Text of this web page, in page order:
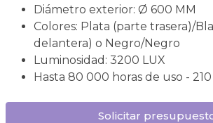
Diámetro exterior: Ø 600 MM
Colores: Plata (parte trasera)/
delantera) o Negro/Negro
Luminosidad: 3200 LUX
Hasta 80 000 horas de uso - 210
Solicitar